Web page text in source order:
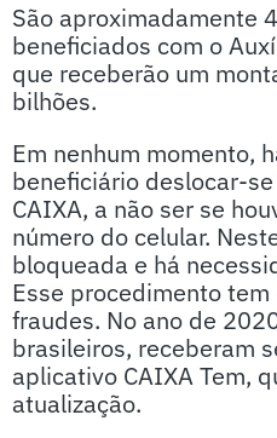
São aproximadamente
beneficiados com o
que receberão um
bilhões.
Em nenhum momento,
beneficiário deslocar-
CAIXA, a não ser se
número do celular.
bloqueada e há
Esse procedimento
fraudes. No ano de
brasileiros, receberam
aplicativo CAIXA Tem,
atualização.